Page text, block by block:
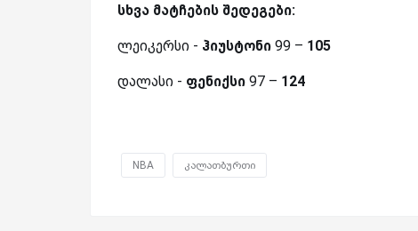
სხვა მატჩების შედეგები:
ლეიკერსი - ჰიუსტონი 99 – 105
დალასი - ფენიქსი 97 – 124
NBA კალათბურთი